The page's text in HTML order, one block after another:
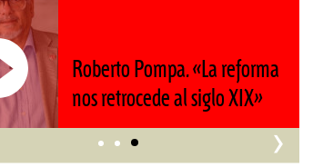
Roberto Pompa. «La reforma
nos retrocede al siglo XIX»
›